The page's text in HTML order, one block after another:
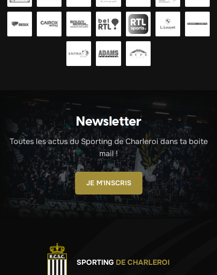
Newsletter
Toutes les actus du Sporting de Charleroi dans ta boite
mail !
JE M'INSCRIS
SPORTING DE CHARLEROI